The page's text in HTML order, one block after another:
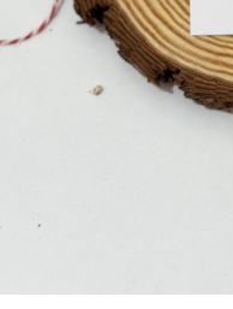
Pictate